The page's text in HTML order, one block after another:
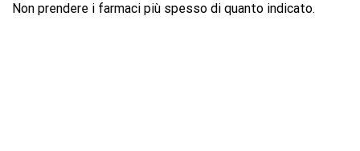
Non prendere i farmaci più spesso di quanto indicato.